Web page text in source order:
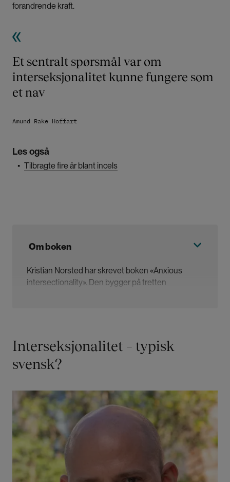
forandrende kraft.
Et sentralt spørsmål var om
interseksjonalitet kunne fungere som
et nav
Amund Rake Hoffart
Les også
▪ Tilbragte fire år blant incels
Om boken
Kristian Norsted har skrevet boken «Anxious
intersectionality». Den bygger på tretten
I stedet for å forstå angst som et individuelt eller
psykologisk fenomen, viser Kristian Sandbekk
praksiser.
Han argumenterer for at angsten kunne ha en
lammende effekt på aktivistene.
University of Toronto Press
Interseksjonalitet – typisk
svensk?
Bilde